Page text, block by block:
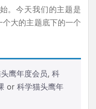
。今天我们的主题是
个大的主题底下的一个
鹰年度会员, 科
or 科学猫头鹰年